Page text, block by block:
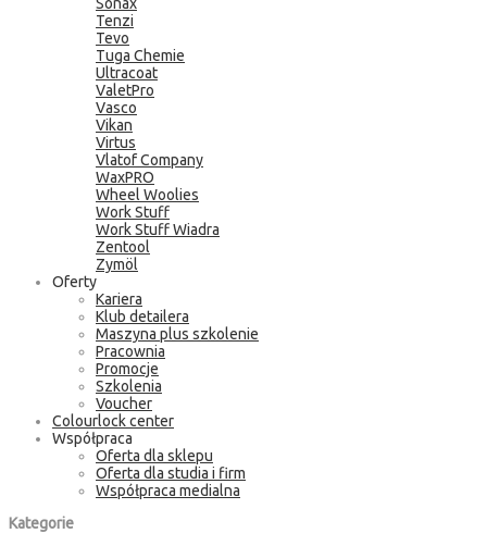
Tenzi
Tevo
Tuga Chemie
Ultracoat
ValetPro
Vasco
Vikan
Virtus
Vlatof Company
WaxPRO
Wheel Woolies
Work Stuff
Work Stuff Wiadra
Zentool
Zymöl
Oferty
Kariera
Klub detailera
Maszyna plus szkolenie
Pracownia
Promocje
Szkolenia
Voucher
Colourlock center
Współpraca
Oferta dla sklepu
Oferta dla studia i firm
Współpraca medialna
Kategorie